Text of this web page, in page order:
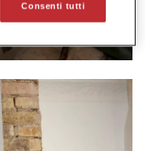
Consenti tutti